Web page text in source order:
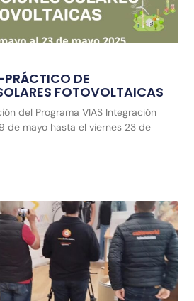
DE
FOTOVOLTAICAS
del Programa VIAS Integración
de mayo hasta el viernes 23 de